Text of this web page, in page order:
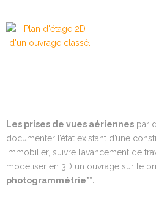
Les prises de vues aériennes par
documenter l’état existant d’une
immobilier, suivre l’avancement de
modéliser en 3D un ouvrage sur le
photogrammétrie**.